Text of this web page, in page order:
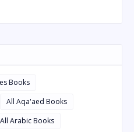
Books
All Aqa'aed Books
All Arabic Books